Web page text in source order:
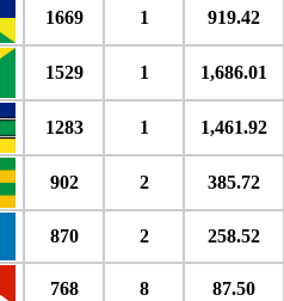
1669 1 919.42
1529 1 1,686.01
1283 1 1,461.92
902 2 385.72
870 2 258.52
768 8 87.50